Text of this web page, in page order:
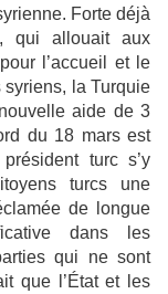
Forte déjà
qui allouait aux
l’accueil et le
syriens, la Turquie
aide de 3
du 18 mars est
turc s’y
turcs une
de longue
dans les
qui ne sont
que l’État et les